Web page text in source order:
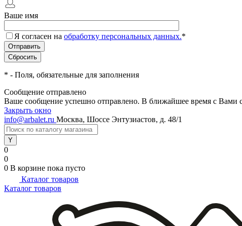
Ваше имя
Я согласен на обработку персональных данных.*
* - Поля, обязательные для заполнения
Сообщение отправлено
Ваше сообщение успешно отправлено. В ближайшее время с Вами
Закрыть окно
info@arbalet.ru Москва, Шоссе Энтузиастов, д. 48/1
0
0
0 В корзине пока пусто
Каталог товаров
Каталог товаров